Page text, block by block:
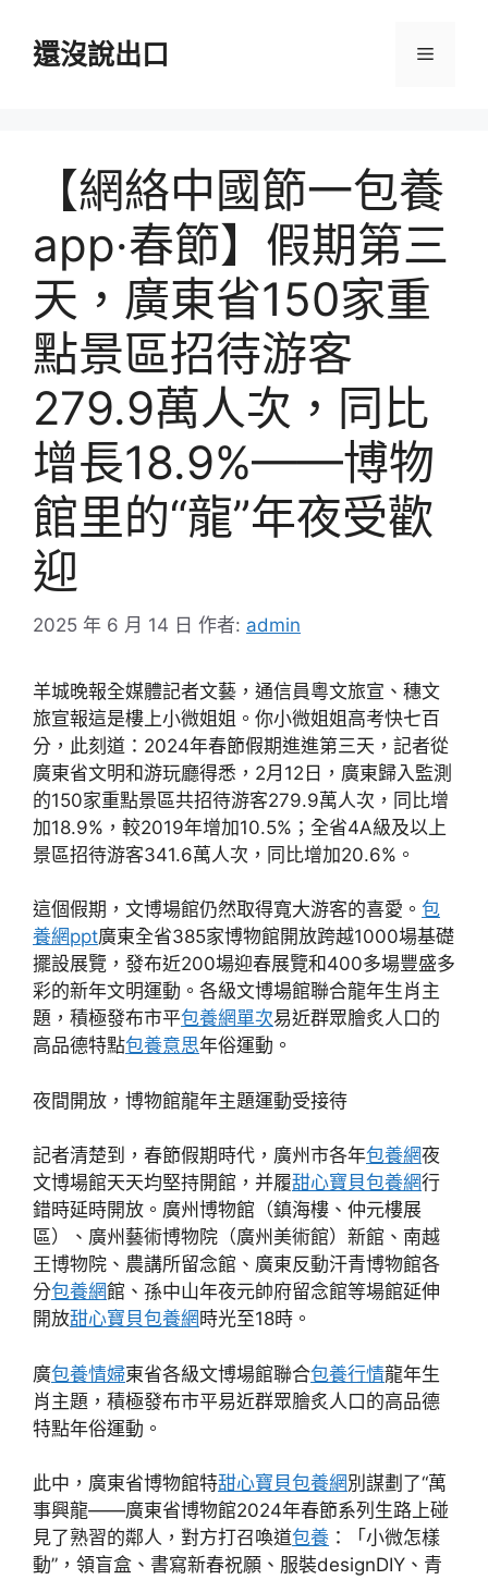
還沒說出口 選
【網絡中國節一包養
app·春節】假期第三
天，廣東省150家重
點景區招待游客
279.9萬人次，同比
增長18.9%——博物
館里的“龍”年夜受歡
迎
2025 年 6 月 14 日 作者: admin
羊城晚報全媒體記者文藝，通信員粵文旅宣、穗文
旅宣報這是樓上小微姐姐。你小微姐姐高考快七百
分，此刻道：2024年春節假期進進第三天，記者從
廣東省文明和游玩廳得悉，2月12日，廣東歸入監測
的150家重點景區共招待游客279.9萬人次，同比增
加18.9%，較2019年增加10.5%；全省4A級及以上
景區招待游客341.6萬人次，同比增加20.6%。
這個假期，文博場館仍然取得寬大游客的喜愛。 包
養網ppt廣東全省385家博物館開放跨越1000場基礎
擺設展覽，發布近200場迎春展覽和400多場豐盛多
彩的新年文明運動。各級文博場館聯合龍年生肖主
題，積極發布市平包養網單次易近群眾膾炙人口的
高品德特點包養意思年俗運動。
夜間開放，博物館龍年主題運動受接待
記者清楚到，春節假期時代，廣州市各年包養網夜
文博場館天天均堅持開館，并履甜心寶貝包養網行
錯時延時開放。廣州博物館（鎮海樓、仲元樓展
區）、廣州藝術博物院（廣州美術館）新館、南越
王博物院、農講所留念館、廣東反動汗青博物館各
分包養網館、孫中山年夜元帥府留念館等場館延伸
開放甜心寶貝包養網 時光至18時。
廣包養情婦東省各級文博場館聯合包養行情龍年生
肖主題，積極發布市平易近群眾膾炙人口的高品德
特點年俗運動。
此中，廣東省博物館特甜心寶貝包養網別謀劃了“萬
事興龍——廣東省博物館2024年春節系列生路上碰
見了熟習的鄰人，對方打召喚道包養 ：「小微怎樣
動”，領盲盒、書寫新春祝願、服裝designDIY、青